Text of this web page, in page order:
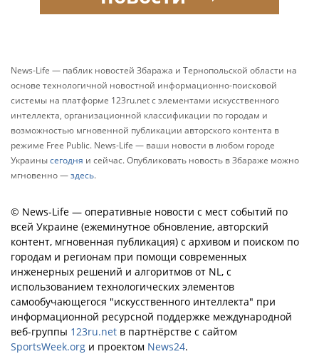
News-Life — паблик новостей Збаража и Тернопольской области на
основе технологичной новостной информационно-поисковой
системы на платформе 123ru.net с элементами искусственного
интеллекта, организационной классификации по городам и
возможностью мгновенной публикации авторского контента в
режиме Free Public. News-Life — ваши новости в любом городе
Украинысегодня и сейчас. Опубликовать новость в Збараже можно
мгновенно —здесь.
© News-Life — оперативные новости с мест событий по
всей Украине (ежеминутное обновление, авторский
контент, мгновенная публикация) с архивом и поиском по
городам и регионам при помощи современных
инженерных решений и алгоритмов от NL, с
использованием технологических элементов
самообучающегося "искусственного интеллекта" при
информационной ресурсной поддержке международной
веб-группы 123ru.net в партнёрстве с сайтом
SportsWeek.org и проектом News24.